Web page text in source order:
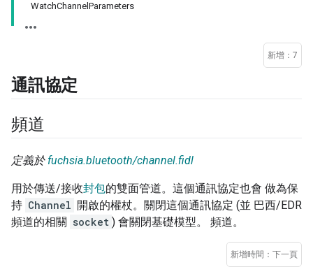
WatchChannelParameters
新增：7
通訊協定
頻道
定義於 fuchsia.bluetooth/channel.fidl
用於傳送/接收封包的雙面管道。這個通訊協定也會 做為保
持 Channel 開啟的權杖。關閉這個通訊協定 (並 巴西/EDR
頻道的相關 socket ) 會關閉基礎模型。 頻道。
新增時間：下一頁